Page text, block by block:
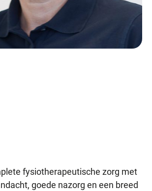
fysiotherapeutische zorg met
goede nazorg en een breed